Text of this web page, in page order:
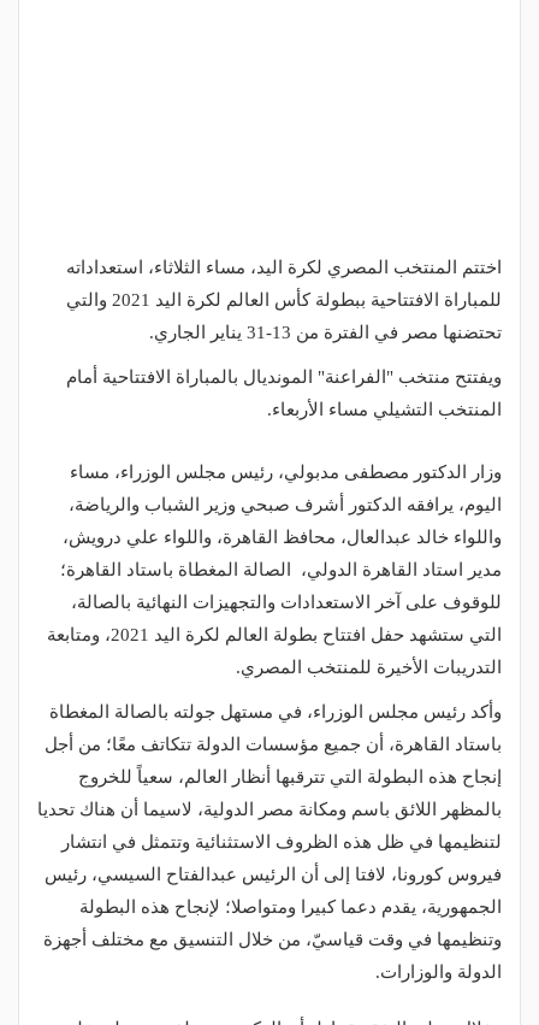
اختتم المنتخب المصري لكرة اليد، مساء الثلاثاء، استعداداته
للمباراة الافتتاحية ببطولة كأس العالم لكرة اليد 2021 والتي
تحتضنها مصر في الفترة من 13-31 يناير الجاري.
ويفتتح منتخب "الفراعنة" المونديال بالمباراة الافتتاحية أمام
المنتخب التشيلي مساء الأربعاء.
وزار الدكتور مصطفى مدبولي، رئيس مجلس الوزراء، مساء
اليوم، يرافقه الدكتور أشرف صبحي وزير الشباب والرياضة،
واللواء خالد عبدالعال، محافظ القاهرة، واللواء علي درويش،
مدير استاد القاهرة الدولي، الصالة المغطاة باستاد القاهرة؛
للوقوف على آخر الاستعدادات والتجهيزات النهائية بالصالة،
التي ستشهد حفل افتتاح بطولة العالم لكرة اليد 2021، ومتابعة
التدريبات الأخيرة للمنتخب المصري.
وأكد رئيس مجلس الوزراء، في مستهل جولته بالصالة المغطاة
باستاد القاهرة، أن جميع مؤسسات الدولة تتكاتف معًا؛ من أجل
إنجاح هذه البطولة التي تترقبها أنظار العالم، سعياً للخروج
بالمظهر اللائق باسم ومكانة مصر الدولية، لاسيما أن هناك تحديا
لتنظيمها في ظل هذه الظروف الاستثنائية وتتمثل في انتشار
فيروس كورونا، لافتا إلى أن الرئيس عبدالفتاح السيسي، رئيس
الجمهورية، يقدم دعما كبيرا ومتواصلا؛ لإنجاح هذه البطولة
وتنظيمها في وقت قياسيّ، من خلال التنسيق مع مختلف أجهزة
الدولة والوزارات.